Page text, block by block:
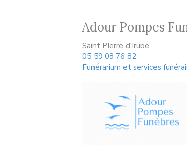
Adour Pompes
Saint PIerre d'Irube
05 59 08 76 82
Funérarium et services